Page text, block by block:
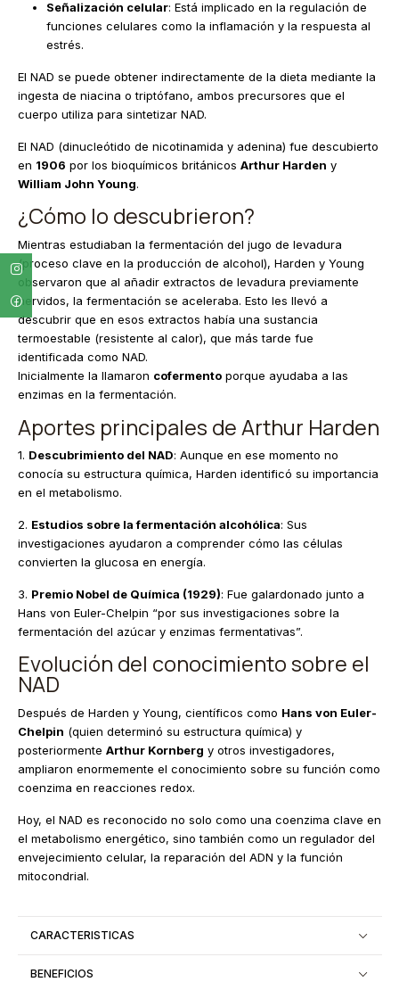
Señalización celular: Está implicado en la regulación de
funciones celulares como la inflamación y la respuesta al
estrés.
El NAD se puede obtener indirectamente de la dieta mediante la
ingesta de niacina o triptófano, ambos precursores que el
cuerpo utiliza para sintetizar NAD.
El NAD (dinucleótido de nicotinamida y adenina) fue descubierto
en 1906 por los bioquímicos británicos Arthur Harden y
William John Young.
¿Cómo lo descubrieron?
Mientras estudiaban la fermentación del jugo de levadura
(proceso clave en la producción de alcohol), Harden y Young
observaron que al añadir extractos de levadura previamente
hervidos, la fermentación se aceleraba. Esto les llevó a
descubrir que en esos extractos había una sustancia
termoestable (resistente al calor), que más tarde fue
identificada como NAD.
Inicialmente la llamaron cofermentoporque ayudaba a las
enzimas en la fermentación.
Aportes principales de Arthur Harden
1. Descubrimiento del NAD: Aunque en ese momento no
conocía su estructura química, Harden identificó su importancia
en el metabolismo.
2. Estudios sobre la fermentación alcohólica: Sus
investigaciones ayudaron a comprender cómo las células
convierten la glucosa en energía.
3. Premio Nobel de Química (1929): Fue galardonado junto a
Hans von Euler-Chelpin “por sus investigaciones sobre la
fermentación del azúcar y enzimas fermentativas”.
Evolución del conocimiento sobre el
NAD
Después de Harden y Young, científicos como Hans von Euler-
Chelpin (quien determinó su estructura química) y
posteriormente Arthur Kornberg y otros investigadores,
ampliaron enormemente el conocimiento sobre su función como
coenzima en reacciones redox.
Hoy, el NAD es reconocido no solo como una coenzima clave en
el metabolismo energético, sino también como un regulador del
envejecimiento celular, la reparación del ADN y la función
mitocondrial.
CARACTERISTICAS
BENEFICIOS